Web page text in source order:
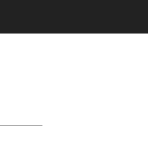
Bilatu